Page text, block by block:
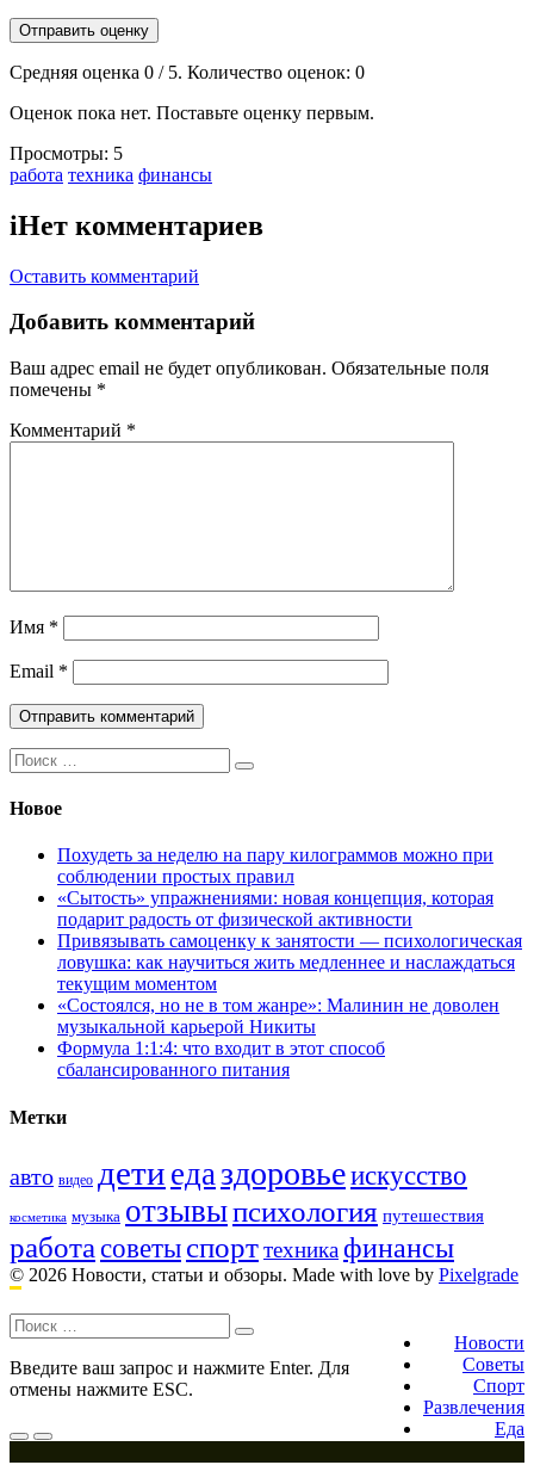
Отправить оценку
Средняя оценка 0 / 5. Количество оценок: 0
Оценок пока нет. Поставьте оценку первым.
Просмотры: 5
Тэги:
работа техника финансы
iНет комментариев
Оставить комментарий
Добавить комментарий
Ваш адрес email не будет опубликован. Обязательные поля
помечены *
Комментарий *
Имя *
Email *
Поиск:
Новое
Похудеть за неделю на пару килограммов можно при
соблюдении простых правил
«Сытость» упражнениями: новая концепция, которая
подарит радость от физической активности
Привязывать самоценку к занятости — психологическая
ловушка: как научиться жить медленнее и наслаждаться
текущим моментом
«Состоялся, но не в том жанре»: Малинин не доволен
музыкальной карьерой Никиты
Формула 1:1:4: что входит в этот способ
сбалансированного питания
Метки
авто видео дети едаздоровьеискусство
косметика музыка отзывыпсихология путешествия
работа советы спорттехникафинансы
© 2026 Новости, статьи и обзоры. Made with love by Pixelgrade
navigation
Новости
Советы
Спорт
Развлечения
Еда
Поиск:
Введите ваш запрос и нажмите Enter. Для
отмены нажмите ESC.
Меню